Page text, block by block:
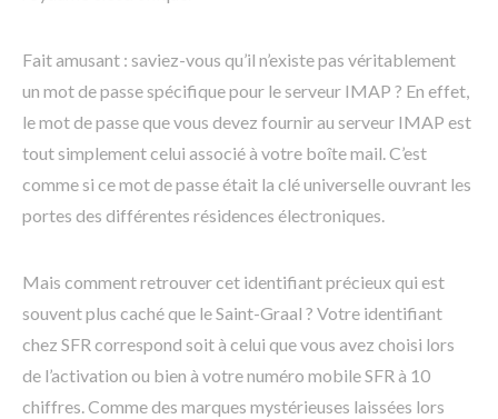
Fait amusant : saviez-vous qu’il n’existe pas véritablement
un mot de passe spécifique pour le serveur IMAP ? En effet,
le mot de passe que vous devez fournir au serveur IMAP est
tout simplement celui associé à votre boîte mail. C’est
comme si ce mot de passe était la clé universelle ouvrant les
portes des différentes résidences électroniques.
Mais comment retrouver cet identifiant précieux qui est
souvent plus caché que le Saint-Graal ? Votre identifiant
chez SFR correspond soit à celui que vous avez choisi lors
de l’activation ou bien à votre numéro mobile SFR à 10
chiffres. Comme des marques mystérieuses laissées lors